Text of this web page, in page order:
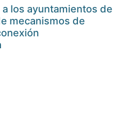
los ayuntamientos de
mecanismos de